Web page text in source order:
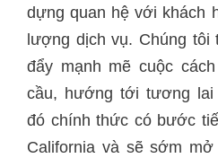
dựng quan hệ với khách
lượng dịch vụ. Chúng
đẩy mạnh mẽ cuộc
cầu, hướng tới tương
đó chính thức có bước
California và sẽ sớm